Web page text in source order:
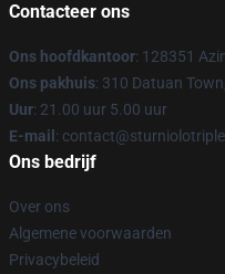
Contacteer ons
Ons hoofdkantoor: 128351
Ons pakhuis: 310 Datuan
Uur: 21.00 uur 5.00 uur
E-mail :
Ons bedrijf
Over ons
Algemene voorwaarden
Privacybeleid